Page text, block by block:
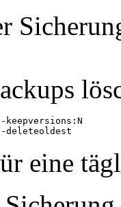
keepversions:N
-deleteoldest
eine